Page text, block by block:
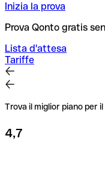
Inizia la prova
Prova Qonto gratis
Lista d'attesa
Tariffe
Trova il miglior piano per
4,7